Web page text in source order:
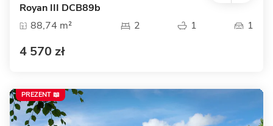
Royan III DCB89b
88,74 m²
2 1 1
4 570 zł
PREZENT 📖